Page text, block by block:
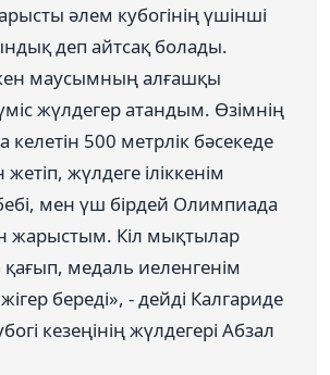
әлем кубогінің үшінші
деп айтсақ болады.
маусымның алғашқы
жүлдегер атандым. Өзімнің
500 метрлік бәсекеде
жүлдеге іліккенім
мен үш бірдей Олимпиада
жарыстым. Кіл мықтылар
медаль иеленгенім
береді», - дейді Калгариде
кезеңінің жүлдегері Абзал